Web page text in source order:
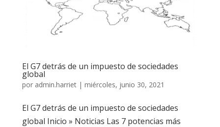
El G7 detrás de un impuesto de sociedades
global
por admin.harriet| miércoles, junio 30, 2021
El G7 detrás de un impuesto de sociedades
global Inicio » Noticias Las 7 potencias más